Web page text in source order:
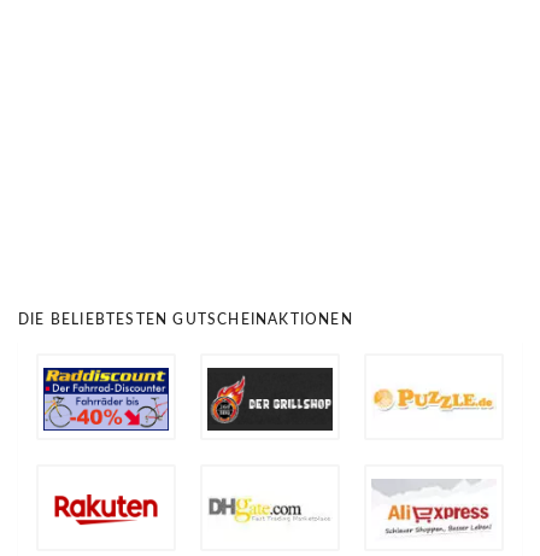
DIE BELIEBTESTEN GUTSCHEINAKTIONEN